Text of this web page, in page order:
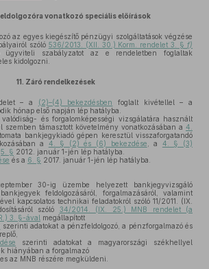
vonatkozó speciális előírások
az egyes kiegészítő pénzügyi szolgáltatások végzése
szóló 536/2013. (XII. 30.) Korm. rendelet 3. §f)
szabályzatot az e rendeletben foglaltak
kidolgozni.
11. Záró rendelkezések
– a (2)–(4) bekezdésben
foglalt kivétellel – a
hónap első napján lép hatályba.
és forgalomképességi vizsgálatára használt
szemben támasztott követelmény vonatkozásában a 4.
bankjegykiadó gépen keresztül visszaforgatandó
a 4. § (2) és (6) bekezdése , a 4. § (3)
5. § 2012. január 1-jén lép hatályba.
és a 6. § 2017. január 1-jén lép hatályba.
30-ig üzembe helyezett bankjegyvizsgáló
feldolgozásáról, forgalmazásáról, valamint
kapcsolatos technikai feladatokról szóló 11/2011. (IX.
szóló 34/2014. (IX. 25.) MNB rendelet (a
3. §-ával megállapított
szerinti adatokat a pénzfeldolgozó, a pénzforgalmazó és
szerinti adatokat a magyarországi székhellyel
hiányában a forgalmazó
az MNB részére megküldeni.